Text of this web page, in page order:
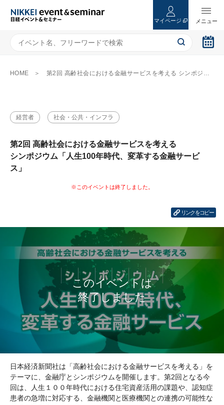
マイページ
HOME 第2回 高齢社会における金融サービスを考える シンポジウム「人生100年時代、変革する金融サービス」
経営者 社会・公共・インフラ
第2回 高齢社会における金融サービスを考える
シンポジウム「人生100年時代、変革する金融サービ
ス」
リンクをコピー
日本経済新聞社は「高齢社会における金融サービスを考える」を
テーマに、金融庁とシンポジウムを開催します。第2回となる今
回は、人生１００年時代における住宅資産活用の課題や、認知症
患者の急増に対応する、金融機関と医療機関との連携の可能性な